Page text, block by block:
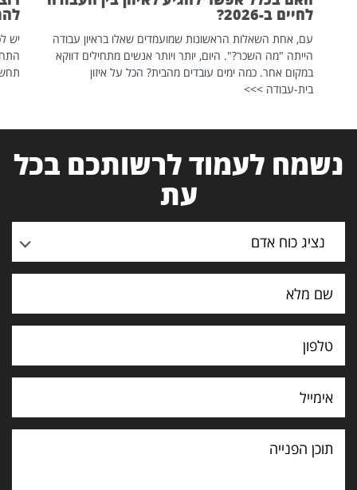
לחיים ב-2026?
עם, אחת השאלות הראשונות שמועמדים שאלו בראיון עבודה
הייתה "מה השכר?". היום, יותר ויותר אנשים מתחילים דווקא
במקום אחר. כמה ימים עובדים מהבית? הכל על איזון
בית-עבודה >>>
יש
נשמח לעמוד לרשותכם בכל
עת
נציג כוח אדם
תוכן
הפנייה